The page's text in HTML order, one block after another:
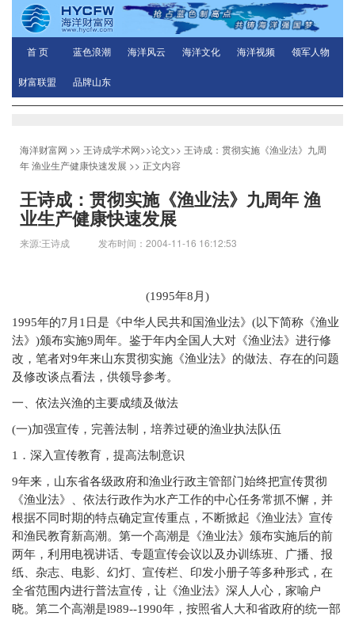
首 页 蓝色浪潮 海洋风云 海洋文化 海洋视频 领军人物
财富联盟 品牌山东
海洋财富网 >> 王诗成学术网>>论文>> 王诗成：贯彻实施《渔业法》九周
年 渔业生产健康快速发展 >> 正文内容
王诗成：贯彻实施《渔业法》九周年 渔
业生产健康快速发展
来源:王诗成 发布时间：2004-11-16 16:12:53
(1995年8月)
1995年的7月1日是《中华人民共和国渔业法》(以下简称《渔业
法》)颁布实施9周年。鉴于年内全国人大对《渔业法》进行修
改，笔者对9年来山东贯彻实施《渔业法》的做法、存在的问题
及修改谈点看法，供领导参考。
一、依法兴渔的主要成绩及做法
(一)加强宣传，完善法制，培养过硬的渔业执法队伍
1 ．深入宣传教育，提高法制意识
9年来，山东省各级政府和渔业行政主管部门始终把宣传贯彻
《渔业法》、依法行政作为水产工作的中心任务常抓不懈，并
根据不同时期的特点确定宣传重点，不断掀起《渔业法》宣传
和渔民教育新高潮。第一个高潮是《渔业法》颁布实施后的前
两年，利用电视讲话、专题宣传会议以及办训练班、广播、报
纸、杂志、电影、幻灯、宣传栏、印发小册子等多种形式，在
全省范围内进行普法宣传，让《渔业法》深人人心，家喻户
晓。第二个高潮是l989--1990年，按照省人大和省政府的统一部